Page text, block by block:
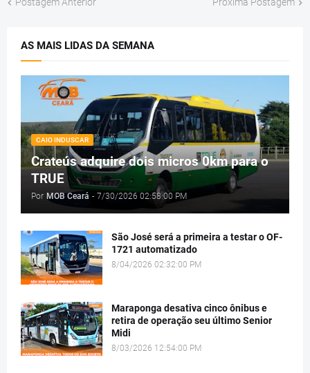
Postagem Anterior Próxima Postagem
AS MAIS LIDAS DA SEMANA
CAIO INDUSCAR
Crateús adquire dois micros 0km para o
TRUE
Por MOB Ceará - 7/30/2026 02:58:00 PM
São José será a primeira a testar o OF-
1721 automatizado
8/04/2026 02:32:00 PM
Maraponga desativa cinco ônibus e
retira de operação seu último Senior
Midi
8/03/2026 12:54:00 PM